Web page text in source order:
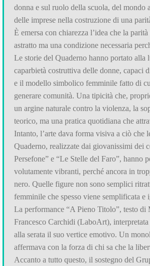
donna e sul ruolo della scuola, del mondo
delle imprese nella costruzione di una
È emersa con chiarezza l’idea che la
astratto ma una condizione necessaria
Le storie del Quaderno hanno portato alla
caparbietà costruttiva delle donne, capaci
e il modello simbolico femminile fatto di
generare comunità. Una tipicità che,
un argine naturale contro la violenza, la
teorico, ma una pratica quotidiana che
Intanto, l’arte dava forma visiva a ciò
Quaderno, realizzate dai giovanissimi dei
Persefone” e “Le Stelle del Faro”, hanno
volutamente vibranti, perché ancora in
nero. Quelle figure non sono semplici
femminile che spesso viene semplificata e
La performance “A Pieno Titolo”, testo
Francesco Carchidi (LaboArt),
alla serata il suo vertice emotivo. Un
affermava con la forza di chi sa che la
Accanto a tutto questo, il sostegno del